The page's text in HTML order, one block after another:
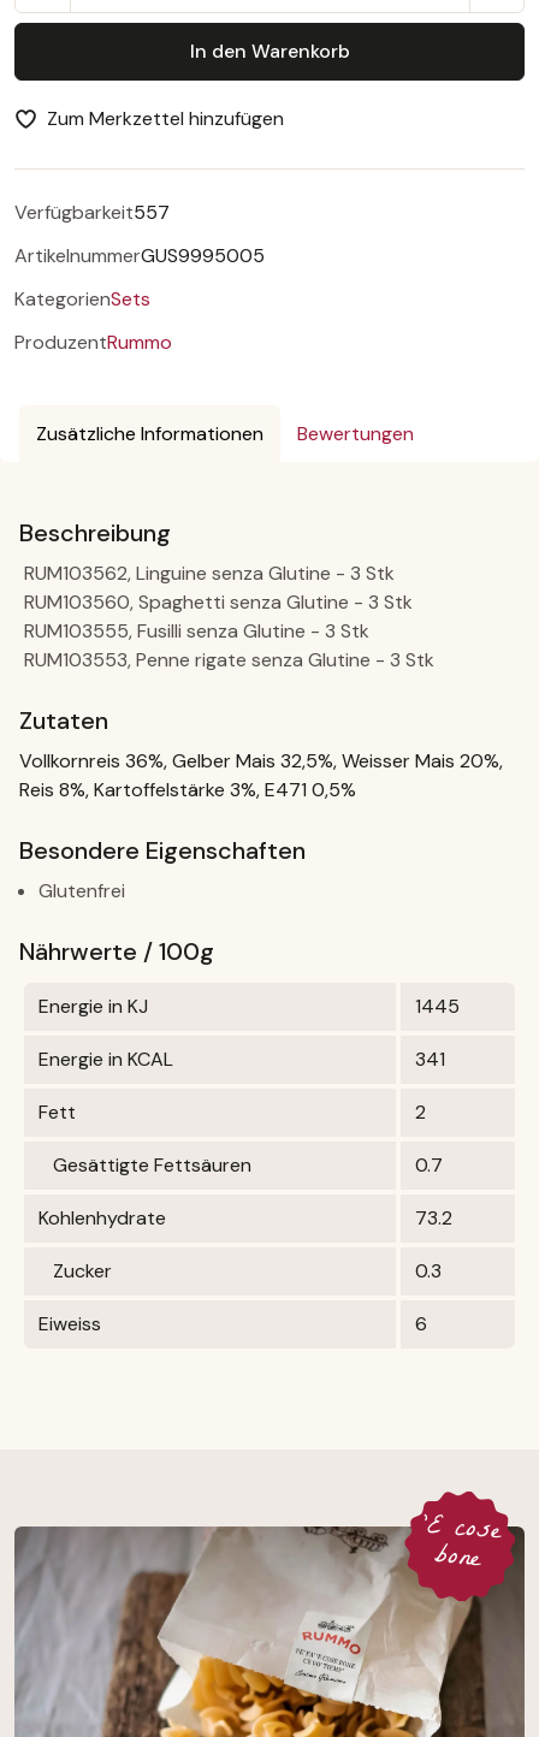
In den Warenkorb
Zum Merkzettel hinzufügen
Verfügbarkeit557
ArtikelnummerGUS9995005
KategorienSets
ProduzentRummo
Zusätzliche Informationen Bewertungen
Beschreibung
RUM103562, Linguine senza Glutine - 3 Stk
RUM103560, Spaghetti senza Glutine - 3 Stk
RUM103555, Fusilli senza Glutine - 3 Stk
RUM103553, Penne rigate senza Glutine - 3 Stk
Zutaten
Vollkornreis 36%, Gelber Mais 32,5%, Weisser Mais 20%,
Reis 8%, Kartoffelstärke 3%, E471 0,5%
Besondere Eigenschaften
Glutenfrei
Nährwerte / 100g
Energie in KJ 1445
Energie in KCAL 341
Fett 2
Gesättigte Fettsäuren 0.7
Kohlenhydrate 73.2
Zucker 0.3
Eiweiss 6
'E cose
bone